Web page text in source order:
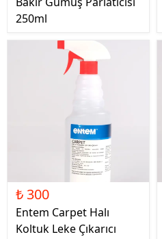
250ml
₺ 300
Entem Carpet Halı
Koltuk Leke Çıkarıcı